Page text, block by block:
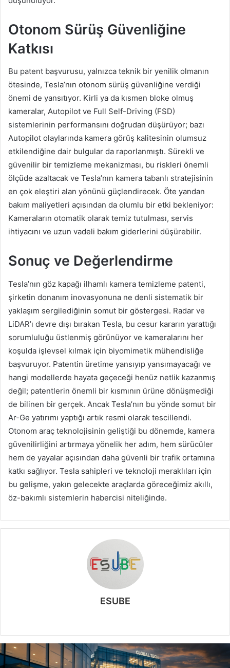
Otonom Sürüş Güvenliğine
Katkısı
Bu patent başvurusu, yalnızca teknik bir yenilik olmanın
ötesinde, Tesla’nın otonom sürüş güvenliğine verdiği
önemi de yansıtıyor. Kirli ya da kısmen bloke olmuş
kameralar, Autopilot ve Full Self-Driving (FSD)
sistemlerinin performansını doğrudan düşürüyor; bazı
Autopilot olaylarında kamera görüş kalitesinin olumsuz
etkilendiğine dair bulgular da raporlanmıştı. Sürekli ve
güvenilir bir temizleme mekanizması, bu riskleri önemli
ölçüde azaltacak ve Tesla’nın kamera tabanlı stratejisinin
en çok eleştiri alan yönünü güçlendirecek. Öte yandan
bakım maliyetleri açısından da olumlu bir etki bekleniyor:
Kameraların otomatik olarak temiz tutulması, servis
ihtiyacını ve uzun vadeli bakım giderlerini düşürebilir.
Sonuç ve Değerlendirme
Tesla’nın göz kapağı ilhamlı kamera temizleme patenti,
şirketin donanım inovasyonuna ne denli sistematik bir
yaklaşım sergilediğinin somut bir göstergesi. Radar ve
LiDAR’ı devre dışı bırakan Tesla, bu cesur kararın yarattığı
sorumluluğu üstlenmiş görünüyor ve kameralarını her
koşulda işlevsel kılmak için biyomimetik mühendisliğe
başvuruyor. Patentin üretime yansıyıp yansımayacağı ve
hangi modellerde hayata geçeceği henüz netlik kazanmış
değil; patentlerin önemli bir kısmının ürüne dönüşmediği
de bilinen bir gerçek. Ancak Tesla’nın bu yönde somut bir
Ar-Ge yatırımı yaptığı artık resmi olarak tescillendi.
Otonom araç teknolojisinin geliştiği bu dönemde, kamera
güvenilirliğini artırmaya yönelik her adım, hem sürücüler
hem de yayalar açısından daha güvenli bir trafik ortamına
katkı sağlıyor. Tesla sahipleri ve teknoloji meraklıları için
bu gelişme, yakın gelecekte araçlarda göreceğimiz akıllı,
öz-bakımlı sistemlerin habercisi niteliğinde.
ESUBE
b
s